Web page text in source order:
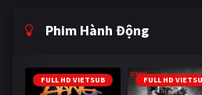
Phim Hành Động
FULL HD VIETSUB FULL HD